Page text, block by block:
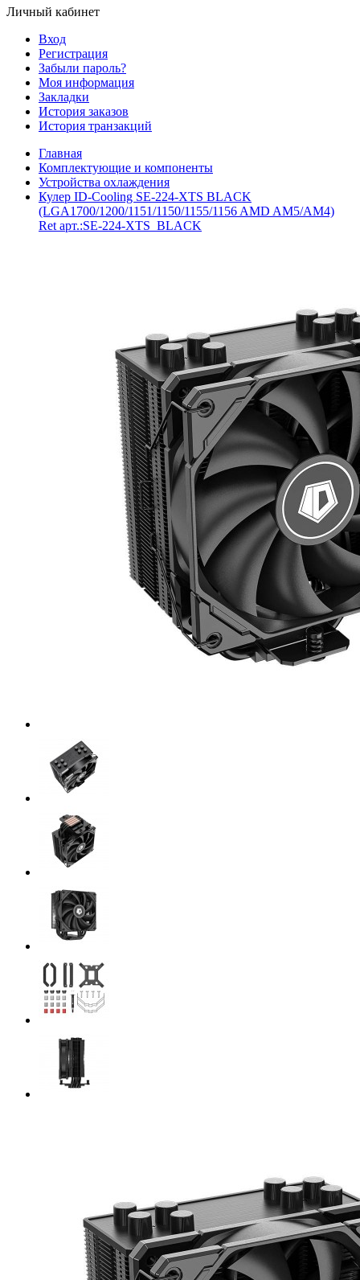
Личный кабинет
Вход
Регистрация
Забыли пароль?
Моя информация
Закладки
История заказов
История транзакций
Главная
Комплектующие и компоненты
Устройства охлаждения
Кулер ID-Cooling SE-224-XTS BLACK
(LGA1700/1200/1151/1150/1155/1156 AMD AM5/AM4)
Ret арт.:SE-224-XTS_BLACK